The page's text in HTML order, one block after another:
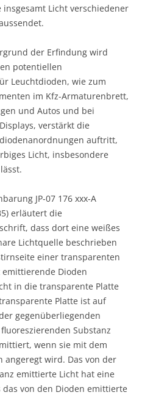
Licht verschiedener
der Erfindung wird
potentiellen
Leuchtdioden, wie zum
im Kfz-Armaturenbrett,
und Autos und bei
verstärkt die
auftritt,
Licht, insbesondere
JP-07 176 xxx-A
erläutert die
dass dort eine weißes
Lichtquelle beschrieben
einer transparenten
emittierende Dioden
in die transparente Platte
Platte ist auf
gegenüberliegenden
Substanz
wenn sie mit dem
angeregt wird. Das von der
emittierte Licht hat eine
von den Dioden emittierte